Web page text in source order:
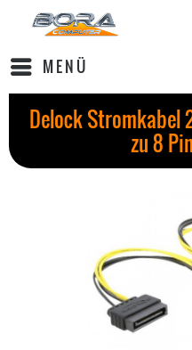
MENÜ
Delock Stromkabel
zu 8